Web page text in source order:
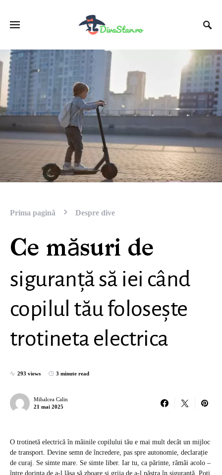
Prima pagină Despre dive
Ce măsuri de
siguranță să iei când
copilul tău folosește
trotineta electrica
293 views 3 minute read
Mihalcea Calin
21 mai 2025
O trotinetă electrică în mâinile copilului tău e mai mult decât un mijloc
de transport. Devine semn de încredere, pas spre autonomie, declarație
de curaj. Se simte mare. Se simte liber. Iar tu, ca părinte, rămâi acolo –
între dorința de a-l lăsa să zboare și grija de a-l păstra în siguranță. Poți